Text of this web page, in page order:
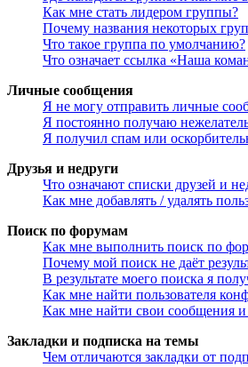
Как мне стать лидером группы?
Почему названия некоторых
Что такое группа по умолчанию?
Что означает ссылка «Наша
Личные сообщения
Я не могу отправить личные
Я постоянно получаю
Я получил спам или
Друзья и недруги
Что означают списки друзей и
Как мне добавлять / удалять
Поиск по форумам
Как мне выполнить поиск по
Почему мой поиск не даёт
В результате моего поиска я
Как мне найти пользователя
Как мне найти свои сообщения
Закладки и подписка на темы
Чем отличаются закладки от